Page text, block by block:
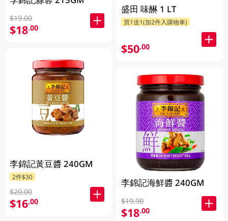
$19.00
$18.00
李錦記黃豆醬 240GM
2件$30
$20.00
$16.00
盛田 味醂 1 LT
買1送1(加2件入購物車)
$50.00
李錦記海鮮醬 240GM
$19.90
$18.00